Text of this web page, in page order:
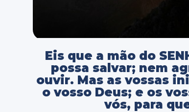
Eis que a mão do
possa salvar; nem
ouvir. Mas as vossas
o vosso Deus; e os
vós, para